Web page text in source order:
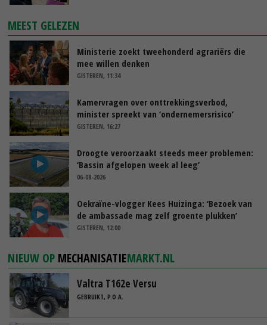
MEEST GELEZEN
Ministerie zoekt tweehonderd agrariërs die
mee willen denken
GISTEREN, 11:34
Kamervragen over onttrekkingsverbod,
minister spreekt van ‘ondernemersrisico’
GISTEREN, 16:27
Droogte veroorzaakt steeds meer problemen:
‘Bassin afgelopen week al leeg’
06-08-2026
Oekraïne-vlogger Kees Huizinga: ‘Bezoek van
de ambassade mag zelf groente plukken’
GISTEREN, 12:00
NIEUW OP MECHANISATIEMARKT.NL
Valtra T162e Versu
GEBRUIKT, P.O.A.